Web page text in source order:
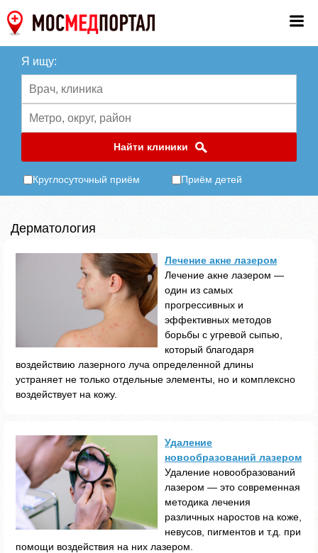
Я ищу:
Найти клиники
Круглосуточный приём Приём детей
Дерматология
Лечение акне лазером
Лечение акне лазером —
один из самых
прогрессивных и
эффективных методов
борьбы с угревой сыпью,
который благодаря
воздействию лазерного луча определенной длины
устраняет не только отдельные элементы, но и комплексно
воздействует на кожу.
Удаление
новообразований лазером
Удаление новообразований
лазером — это современная
методика лечения
различных наростов на коже,
невусов, пигментов и т.д. при
помощи воздействия на них лазером.